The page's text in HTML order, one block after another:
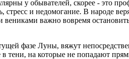
у обывателей, скорее - это
стресс и недомогание. В народе
важно вовремя
фазе Луны, вяжут
тени, на которые не попадают